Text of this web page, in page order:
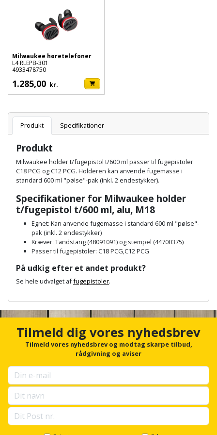
Fugtsikring
Garageport
Gelænder
Gips
Hardieplank
brædder
Hemsestige
Komposit
terrassebrædder
Lecablokke
fundablokke
Lofttrapper
Murbinder
Murpap
og
murfolie
Mursten
Fugepistol
skumpistol
Gevindskærer
Gipsværktøj
Glasløfter
Glasskærer
Hæftepistol
og
hammer
Hammer
Høvl
Kiler
Kloakrenser
Kniv
hobbykniv
Kridtsnor
Lærlingesæt
Landmålerstok
Betonsliber
Bits
Bor
Bordrundsav
Bore-
og
skruemaskine
Boremaskinetilbehør
Detektor
Diamantskæremaskine
Diamantslibertilbehør
Dykkerpistol
Excentersliber
Excenterslibertilbehør
Fedtsprøjte
Flamingoskærer
Motorenhed
Motorsav
og
kædesav
Motorsav
kædesav
tilbehør
Pælebor
Plæneklipper
Plæneklipper
tilbehør
Robotplæneklipper
Robotplæneklipper
tilbehør
Vertikalskærer
mosfjerner
Vinduesvasker
Brændeovn
Brandslukker
Brugskunst
Damprengøring
Dørmåtte
Dørrist
Drivhus
Drivhustilbehør
Elartikler
Flagstænger
og
have
Fuglefoderhus
Garderobe
opbevaring
Gavekort
Grill
afrensning
Spartelmasse
til
væg
Tape
fittings
Stålvask
Ventilation
og
Gaveideer
Milwaukee høretelefoner
L4 RLEPB-301
4933478750
1.285,00 kr.
Produkt Specifikationer
Produkt
Milwaukee holder t/fugepistol t/600 ml passer til fugepistoler
C18 PCG og C12 PCG. Holderen kan anvende fugemasse i
standard 600 ml "pølse"-pak (inkl. 2 endestykker).
Specifikationer for Milwaukee holder
t/fugepistol t/600 ml, alu, M18
Egnet: Kan anvende fugemasse i standard 600 ml "pølse"-
pak (inkl. 2 endestykker)
Kræver: Tandstang (48091091) og stempel (44700375)
Passer til fugepistoler: C18 PCG,C12 PCG
På udkig efter et andet produkt?
Se hele udvalget affugepistoler.
c
r
u
p
s
e
l
l
Tilmeld dig vores nyhedsbrev
Tilmeld vores nyhedsbrev og modtag skarpe tilbud,
rådgivning og aviser